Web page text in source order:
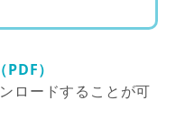
）
ロードすることが可